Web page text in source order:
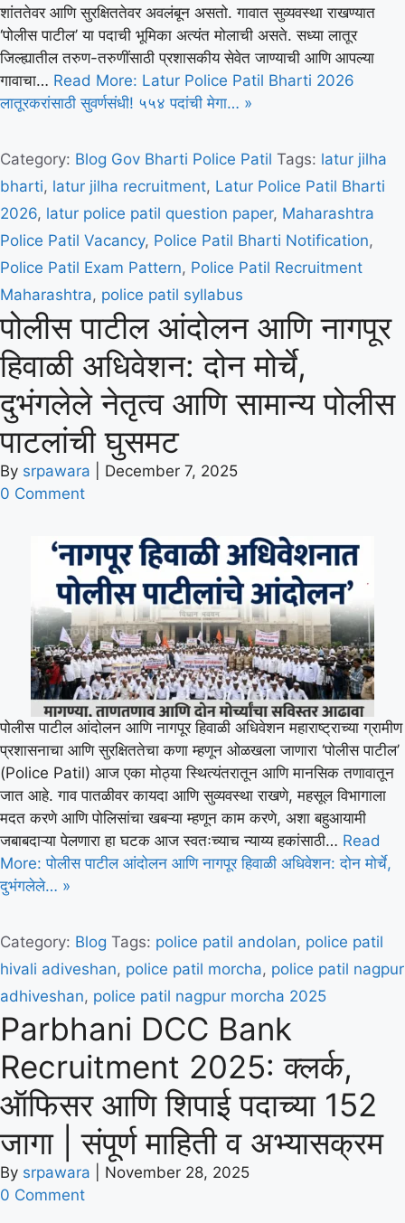
शांततेवर आणि सुरक्षिततेवर अवलंबून असतो. गावात सुव्यवस्था राखण्यात
‘पोलीस पाटील’ या पदाची भूमिका अत्यंत मोलाची असते. सध्या लातूर
जिल्ह्यातील तरुण-तरुणींसाठी प्रशासकीय सेवेत जाण्याची आणि आपल्या
गावाचा… Read More: Latur Police Patil Bharti 2026
लातूरकरांसाठी सुवर्णसंधी! ५५४ पदांची मेगा… »
Category: Blog Gov Bharti Police Patil Tags: latur jilha
bharti, latur jilha recruitment, Latur Police Patil Bharti
2026, latur police patil question paper, Maharashtra
Police Patil Vacancy, Police Patil Bharti Notification,
Police Patil Exam Pattern, Police Patil Recruitment
Maharashtra, police patil syllabus
पोलीस पाटील आंदोलन आणि नागपूर
हिवाळी अधिवेशन: दोन मोर्चे,
दुभंगलेले नेतृत्व आणि सामान्य पोलीस
पाटलांची घुसमट
By srpawara
December 7, 2025
0 Comment
पोलीस पाटील आंदोलन आणि नागपूर हिवाळी अधिवेशन महाराष्ट्राच्या ग्रामीण
प्रशासनाचा आणि सुरक्षिततेचा कणा म्हणून ओळखला जाणारा ‘पोलीस पाटील’
(Police Patil) आज एका मोठ्या स्थित्यंतरातून आणि मानसिक तणावातून
जात आहे. गाव पातळीवर कायदा आणि सुव्यवस्था राखणे, महसूल विभागाला
मदत करणे आणि पोलिसांचा खबऱ्या म्हणून काम करणे, अशा बहुआयामी
जबाबदाऱ्या पेलणारा हा घटक आज स्वतःच्याच न्याय्य हकांसाठी… Read
More: पोलीस पाटील आंदोलन आणि नागपूर हिवाळी अधिवेशन: दोन मोर्चे,
दुभंगलेले… »
Category: Blog Tags: police patil andolan, police patil
hivali adiveshan, police patil morcha, police patil nagpur
adhiveshan, police patil nagpur morcha 2025
Parbhani DCC Bank
Recruitment 2025: क्लर्क,
ऑफिसर आणि शिपाई पदाच्या 152
जागा | संपूर्ण माहिती व अभ्यासक्रम
By srpawara
November 28, 2025
0 Comment